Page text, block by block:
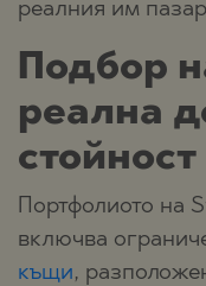
реалния им
Подбор
реална
Портфолиото на
включва
къщи,